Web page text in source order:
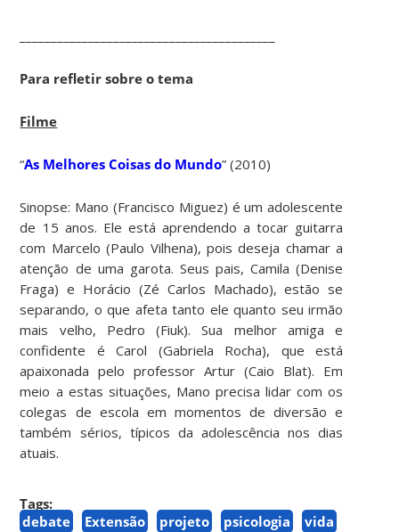
Para refletir sobre o tema
Filme
“As Melhores Coisas do Mundo” (2010)
Sinopse: Mano (Francisco Miguez) é um adolescente
de 15 anos. Ele está aprendendo a tocar guitarra
com Marcelo (Paulo Vilhena), pois deseja chamar a
atenção de uma garota. Seus pais, Camila (Denise
Fraga) e Horácio (Zé Carlos Machado), estão se
separando, o que afeta tanto ele quanto seu irmão
mais velho, Pedro (Fiuk). Sua melhor amiga e
confidente é Carol (Gabriela Rocha), que está
apaixonada pelo professor Artur (Caio Blat). Em
meio a estas situações, Mano precisa lidar com os
colegas de escola em momentos de diversão e
também sérios, típicos da adolescência nos dias
atuais.
Tags:
debate
Extensão projeto psicologia vida